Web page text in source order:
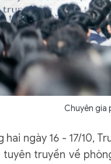
Chuyên gia
hai ngày 16 - 17/10,
tuyên truyền về